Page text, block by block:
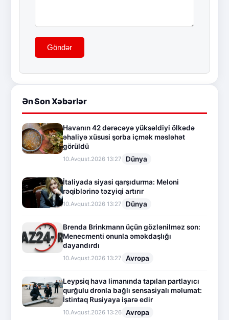
Göndər
Ən Son Xəbərlər
Havanın 42 dərəcəyə yüksəldiyi ölkədə
əhaliyə xüsusi şorba içmək məsləhət
görüldü
10.Avqust.2026 13:27 Dünya
İtaliyada siyasi qarşıdurma: Meloni
rəqiblərinə təzyiqi artırır
10.Avqust.2026 13:27 Dünya
Brenda Brinkmann üçün gözlənilməz son:
Menecmenti onunla əməkdaşlığı
dayandırdı
10.Avqust.2026 13:27 Avropa
Leypsiq hava limanında tapılan partlayıcı
qurğulu dronla bağlı sensasiyalı məlumat:
İstintaq Rusiyaya işarə edir
10.Avqust.2026 13:26 Avropa